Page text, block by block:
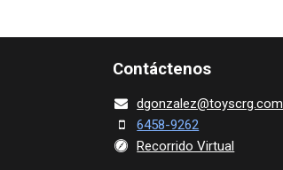
Contácte​nos
dgonza​lez@toy​scrg.c​o​m
6458-9262
Recorrido Virtual